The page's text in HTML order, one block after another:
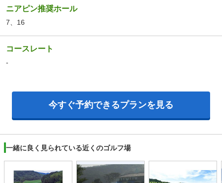
ニアピン推奨ホール
7、16
コースレート
-
今すぐ予約できるプランを見る
一緒に良く見られている近くのゴルフ場